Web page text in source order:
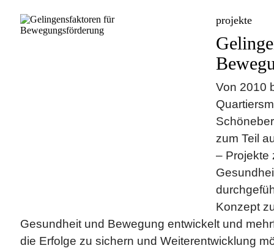
projekte
Von 2010
zum Teil
– Projekte
Konzept
Gesundheit und Bewegung entwickelt und
die Erfolge zu sichern und Weiterentwicklung